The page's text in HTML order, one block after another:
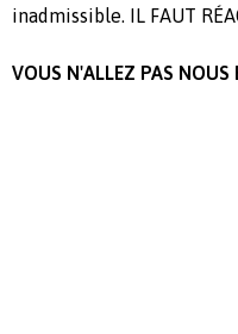
inadmissible. IL FAUT
VOUS N'ALLEZ PAS NOUS